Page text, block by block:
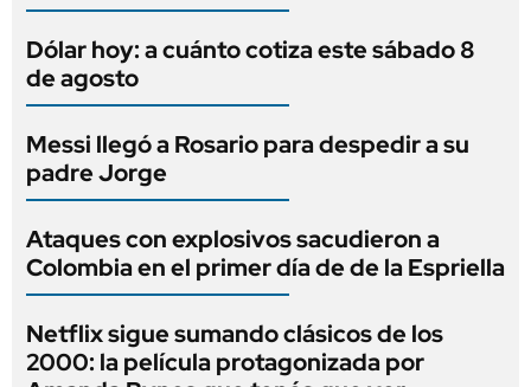
Dólar hoy: a cuánto cotiza este sábado 8
de agosto
Messi llegó a Rosario para despedir a su
padre Jorge
Ataques con explosivos sacudieron a
Colombia en el primer día de de la Espriella
Netflix sigue sumando clásicos de los
2000: la película protagonizada por